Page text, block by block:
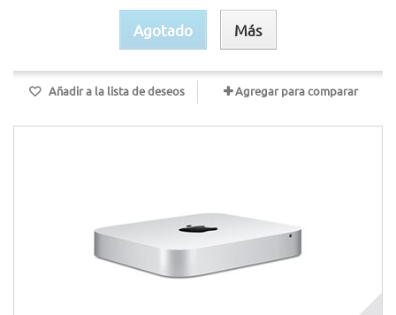
Agotado Más
Añadir a la lista de deseos Agregar para comparar